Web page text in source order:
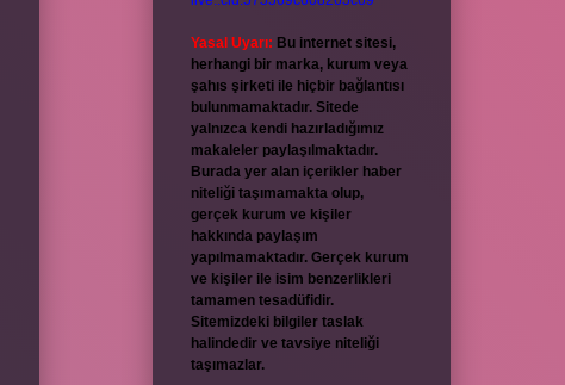
Yasal Uyarı: Bu internet sitesi,
herhangi bir marka, kurum veya
şahıs şirketi ile hiçbir bağlantısı
bulunmamaktadır. Sitede
yalnızca kendi hazırladığımız
makaleler paylaşılmaktadır.
Burada yer alan içerikler haber
niteliği taşımamakta olup,
gerçek kurum ve kişiler
hakkında paylaşım
yapılmamaktadır. Gerçek kurum
ve kişiler ile isim benzerlikleri
tamamen tesadüfidir.
Sitemizdeki bilgiler taslak
halindedir ve tavsiye niteliği
taşımazlar.